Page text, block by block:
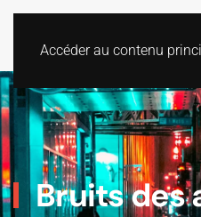
Accéder au contenu
Bruits des